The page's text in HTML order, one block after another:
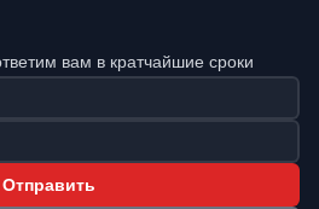
вам в кратчайшие сроки
Отправить